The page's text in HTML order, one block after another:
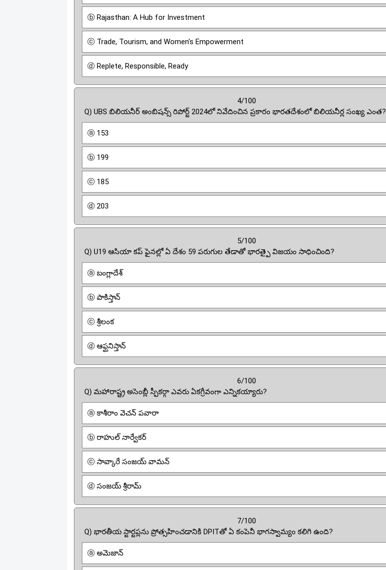
ⓑ Rajasthan: A Hub for Investment
ⓒ Trade, Tourism, and Women's Empowerment
ⓓ Replete, Responsible, Ready
4/100
Q) UBS బిలియనీర్ అంబిషన్స్ రిపోర్ట్ 2024లో నివేదించిన ప్రకారం భారతదేశంలో బిలియనీర్ల సంఖ్య ఎంత?
ⓐ 153
ⓑ 199
ⓒ 185
ⓓ 203
5/100
Q) U19 ఆసియా కప్ ఫైనల్లో ఏ దేశం 59 పరుగుల తేడాతో భారత్పై విజయం సాధించింది?
ⓐ బంగ్లాదేశ్
ⓑ పాకిస్తాన్
ⓒ శ్రీలంక
ⓓ ఆఫ్ఘనిస్తాన్
6/100
Q) మహారాష్ట్ర అసెంబ్లీ స్పీకర్గా ఎవరు ఏకగ్రీవంగా ఎన్నికయ్యారు?
ⓐ కాశీరాం వెచన్ పవారా
ⓑ రాహుల్ నార్వేకర్
ⓒ సావ్కారే సంజయ్ వామన్
ⓓ సంజయ్ శ్రీరామ్
7/100
Q) భారతీయ స్టార్టప్లను ప్రోత్సహించడానికి DPITతో ఏ కంపెనీ భాగస్వామ్యం కలిగి ఉంది?
ⓐ అమెజాన్